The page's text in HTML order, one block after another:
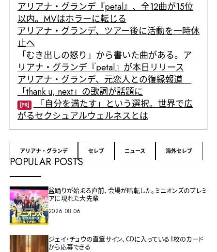
アリアナ・グランデ『petal』、全12曲が15位
以内。MVはホラーに転じる
アリアナ・グランデ、ツアー後に活動を一時休
止へ
「むき出しの怒り」から書いた曲がある。ア
リアナ・グランデ『petal』が本日リリース
アリアナ・グランデ、元恋人との復縁報道
「thank u, next」の歌詞が話題に
[PR] 「自分を満たす」という選択。世界で広
がるセクシュアルウェルネスとは
アリアナ・グランデ セレブ ニュース 海外セレブ
POPULAR POSTS
盆踊りが始まる直前、会場が暗転した。ミニオンズのプレミ
アに現れた大先輩
2026.08.06
ジェイ・チョウの直筆サイン、CDに入っている1枚のカード
から応募できる